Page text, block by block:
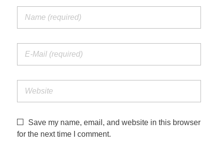
Save my name, email, and website in this browser
for the next time I comment.